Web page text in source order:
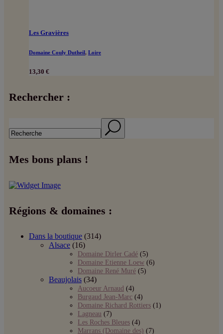
Les Gravières
Domaine Couly Dutheil, Loire
13,30 €
Rechercher :
Mes bons plans !
Régions & domaines :
Dans la boutique (314)
Alsace (16)
Domaine Dirler Cadé (5)
Domaine Etienne Loew (6)
Domaine René Muré (5)
Beaujolais (34)
Aucoeur Arnaud (4)
Burgaud Jean-Marc (4)
Domaine Richard Rottiers (1)
Lagneau (7)
Les Roches Bleues (4)
Marrans (Domaine des) (7)